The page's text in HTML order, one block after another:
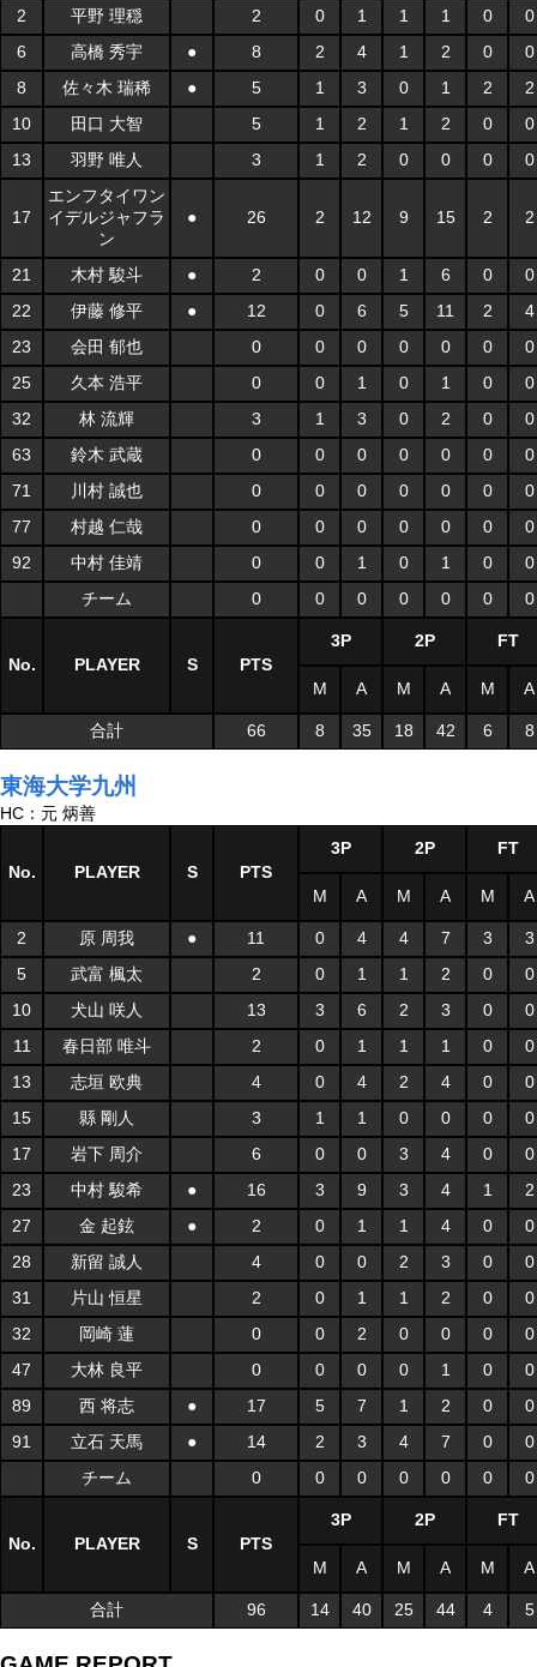
2 平野 理穏 2 0 1 1 1 0
0
6
高橋 秀宇 ● 8 2 4 1 2 0
0
8
佐々木 瑞稀 ● 5 1 3 0 1 2
2
10
田口 大智 5 1 2 1 2 0
0
13
羽野 唯人 3 1 2 0 0 0 0
17
エンフタイワン
イデルジャフラ
ン
● 26 2 12 9 15 2 2
21 木村 駿斗 ● 2 0 0 1 6 0
0
22
伊藤 修平 ● 12 0 6 5 11 2
4
23
会田 郁也 0 0 0 0 0 0
0
25
久本 浩平 0 0 1 0 1 0
0
32
林 流輝 3 1 3 0 2 0
0
63
鈴木 武蔵 0 0 0 0 0 0
0
71
川村 誠也 0 0 0 0 0 0
0
77
村越 仁哉 0 0 0 0 0 0
0
92
中村 佳靖 0 0 1 0 1 0
0
チーム
0 0 0 0 0 0 0
No. PLAYER S PTS
3P 2P FT
M A M A M A
合計 66 8 35 18 42 6 8
東海大学九州
HC：元 炳善
No. PLAYER S PTS
3P 2P FT
M A M A M A
2 原 周我 ● 11 0 4 4 7 3
3
5
武富 楓太 2 0 1 1 2 0
0
10
犬山 咲人 13 3 6 2 3 0
0
11
春日部 唯斗 2 0 1 1 1 0
0
13
志垣 欧典 4 0 4 2 4 0
0
15
縣 剛人 3 1 1 0 0 0
0
17
岩下 周介 6 0 0 3 4 0
0
23
中村 駿希 ● 16 3 9 3 4 1
2
27
金 起鉉 ● 2 0 1 1 4 0
0
28
新留 誠人 4 0 0 2 3 0
0
31
片山 恒星 2 0 1 1 2 0
0
32
岡崎 蓮 0 0 2 0 0 0
0
47
大林 良平 0 0 0 0 1 0
0
89
西 将志 ● 17 5 7 1 2 0
0
91
立石 天馬 ● 14 2 3 4 7 0
0
チーム
0 0 0 0 0 0 0
No. PLAYER S PTS
3P 2P FT
M A M A M A
合計 96 14 40 25 44 4 5